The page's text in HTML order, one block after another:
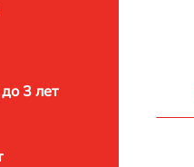
3 лет